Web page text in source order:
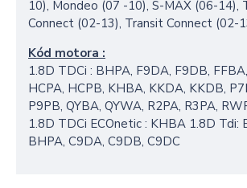
10), Mondeo (07 -10), S-MAX (06-14),
Connect (02-13), Transit Connect (02-
Kód motora :
1.8D TDCi : BHPA, F9DA, F9DB,
HCPA, HCPB, KHBA, KKDA, KKDB,
P9PB, QYBA, QYWA, R2PA, R3PA,
1.8D TDCi ECOnetic : KHBA 1.8D Tdi:
BHPA, C9DA, C9DB, C9DC